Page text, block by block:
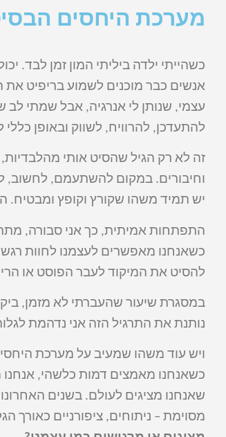
מערכת היחסים
כשהייתי ילדה ביליתי המון זמן
אנשים כבר מוכנים לשמוע בריפיט את
עצמי, שנותן לי אנרגיה, אבל שמתי
להתעדכן, להרוויח, לשווק ובאופן כללי
זה לא רק הגיל שהסיט אותי
וחיבורים. במקום להשתעמם, לחשוב,
יש תמיד משהו שקורץ וקופץ
התפתחות אמיתית, כך אני סבורה,
כשאנחנו מאפשרים לעצמנו לחוות
להסיט את המיקוד לעבר הפוסט או
נותנת את התרגיל הזה אני נדהמת
ויש עוד משהו שמעיב על מערכת
כשאנחנו מאמצים דמות כלשהי, אנחנו
שאנחנו מציגים לעולם. בשנים
מסוימת – ניתוחים, ציפורניים כאורך